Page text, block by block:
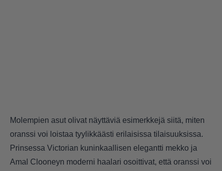
Molempien asut olivat näyttäviä esimerkkejä siitä, miten
oranssi voi loistaa tyylikkäästi erilaisissa tilaisuuksissa.
Prinsessa Victorian kuninkaallisen elegantti mekko ja
Amal Clooneyn moderni haalari osoittivat, että oranssi voi